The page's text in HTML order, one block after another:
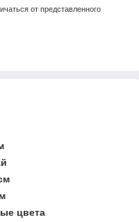
от представленного
цвета